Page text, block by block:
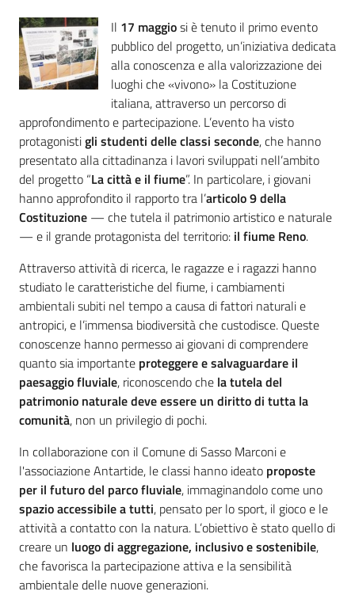
Assemblea
legislativa
Assemblea
Attività
Argomenti
Per i media
Per i cittadini
Il 17 maggiosi è tenuto il primo evento
pubblico del progetto, un’iniziativa dedicata
alla conoscenza e alla valorizzazione dei
luoghi che «vivono» la Costituzione
italiana, attraverso un percorso di
approfondimento e partecipazione. L’evento ha visto
protagonistigli studenti delle classi seconde, che hanno
presentato alla cittadinanza i lavori sviluppati nell’ambito
del progetto “La città e il fiume”. In particolare, i giovani
hanno approfondito il rapporto tra l’articolo 9 della
Costituzione — che tutela il patrimonio artistico e naturale
— e il grande protagonista del territorio: il fiume Reno.
Attraverso attività di ricerca, le ragazze e i ragazzi hanno
studiato le caratteristiche del fiume, i cambiamenti
ambientali subiti nel tempo a causa di fattori naturali e
antropici, e l’immensa biodiversità che custodisce. Queste
conoscenze hanno permesso ai giovani di comprendere
quanto sia importante proteggere e salvaguardare il
paesaggio fluviale, riconoscendo che la tutela del
patrimonio naturale deve essere un diritto di tutta la
comunità, non un privilegio di pochi.
In collaborazione con il Comune di Sasso Marconi e
l'associazione Antartide, le classi hanno ideato proposte
per il futuro del parco fluviale, immaginandolo come uno
spazio accessibile a tutti, pensato per lo sport, il gioco e le
attività a contatto con la natura. L’obiettivo è stato quello di
creare un luogo di aggregazione, inclusivo e sostenibile,
che favorisca la partecipazione attiva e la sensibilità
ambientale delle nuove generazioni.